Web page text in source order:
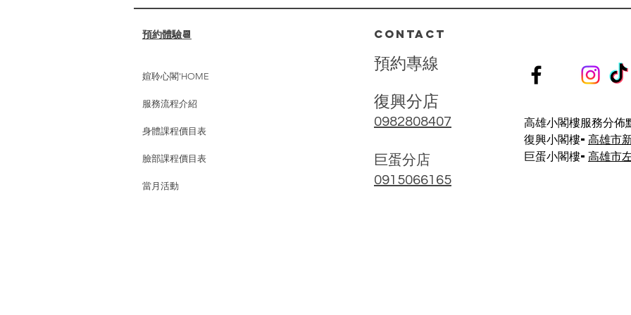
✔️ 促進淋巴循環，減輕水腫，幫
決肌膚屏障受損、深層乾燥、泛紅
深|
預約體驗📆
媗聆心閣'HOME
服務流程介紹
身體課程價目表
臉部課程價目表
當月活動
CONTACT
預約專線
復興分店
0982808407
​巨蛋分店
0915066165
高雄小閣樓服務分佈
復興小閣樓- 高雄市
巨蛋小閣樓- 高雄市